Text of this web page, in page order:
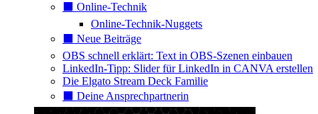
⬛️ Online-Technik
Online-Technik-Nuggets
⬛️ Neue Beiträge
OBS schnell erklärt: Text in OBS-Szenen einbauen
LinkedIn-Tipp: Slider für LinkedIn in CANVA erstellen
Die Elgato Stream Deck Familie
⬛️ Deine Ansprechpartnerin